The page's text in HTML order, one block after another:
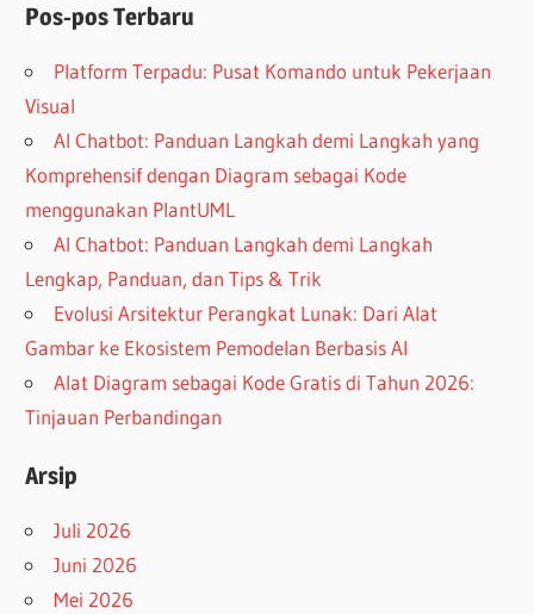
Pos-pos Terbaru
Platform Terpadu: Pusat Komando untuk Pekerjaan
Visual
AI Chatbot: Panduan Langkah demi Langkah yang
Komprehensif dengan Diagram sebagai Kode
menggunakan PlantUML
AI Chatbot: Panduan Langkah demi Langkah
Lengkap, Panduan, dan Tips & Trik
Evolusi Arsitektur Perangkat Lunak: Dari Alat
Gambar ke Ekosistem Pemodelan Berbasis AI
Alat Diagram sebagai Kode Gratis di Tahun 2026:
Tinjauan Perbandingan
Arsip
Juli 2026
Juni 2026
Mei 2026